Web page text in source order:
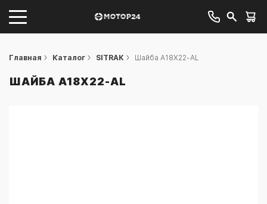
Главная Каталог SITRAK Шайба A18X22-AL
ШАЙБА A18X22-AL